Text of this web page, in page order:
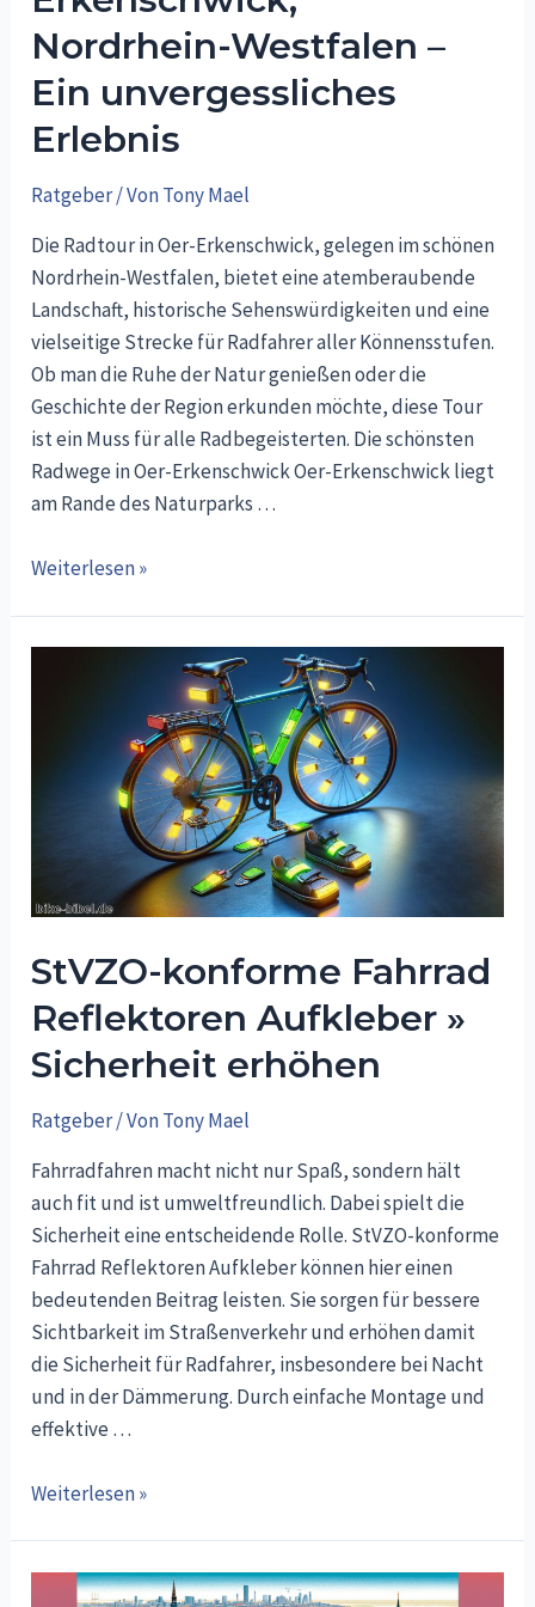
Nordrhein-Westfalen –
Ein unvergessliches
Erlebnis
Ratgeber/ VonTony Mael
Die Radtour in Oer-Erkenschwick, gelegen im schönen
Nordrhein-Westfalen, bietet eine atemberaubende
Landschaft, historische Sehenswürdigkeiten und eine
vielseitige Strecke für Radfahrer aller Könnensstufen.
Ob man die Ruhe der Natur genießen oder die
Geschichte der Region erkunden möchte, diese Tour
ist ein Muss für alle Radbegeisterten. Die schönsten
Radwege in Oer-Erkenschwick Oer-Erkenschwick liegt
am Rande des Naturparks …
Radtour
unvergessliches
Erlebnis
Weiterlesen »
StVZO-konforme Fahrrad
Reflektoren Aufkleber »
Sicherheit erhöhen
Ratgeber/ VonTony Mael
Fahrradfahren macht nicht nur Spaß, sondern hält
auch fit und ist umweltfreundlich. Dabei spielt die
Sicherheit eine entscheidende Rolle. StVZO-konforme
Fahrrad Reflektoren Aufkleber können hier einen
bedeutenden Beitrag leisten. Sie sorgen für bessere
Sichtbarkeit im Straßenverkehr und erhöhen damit
die Sicherheit für Radfahrer, insbesondere bei Nacht
und in der Dämmerung. Durch einfache Montage und
effektive …
StVZO-
Reflektoren
Weiterlesen »